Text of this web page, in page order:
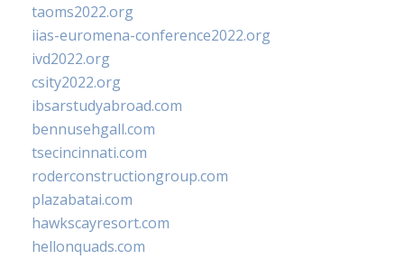
taoms2022.org
iias-euromena-conference2022.org
ivd2022.org
csity2022.org
ibsarstudyabroad.com
bennusehgall.com
tsecincinnati.com
roderconstructiongroup.com
plazabatai.com
hawkscayresort.com
hellonquads.com